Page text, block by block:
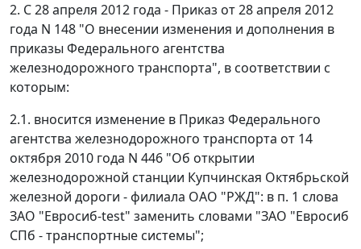
2. С 28 апреля 2012 года - Приказ от 28 апреля 2012
года N 148 "О внесении изменения и дополнения в
приказы Федерального агентства
железнодорожного транспорта", в соответствии с
которым:
2.1. вносится изменение в Приказ Федерального
агентства железнодорожного транспорта от 14
октября 2010 года N 446 "Об открытии
железнодорожной станции Купчинская Октябрьской
железной дороги - филиала ОАО "РЖД": в п. 1 слова
ЗАО "Евросиб-test" заменить словами "ЗАО "Евросиб
СПб - транспортные системы";